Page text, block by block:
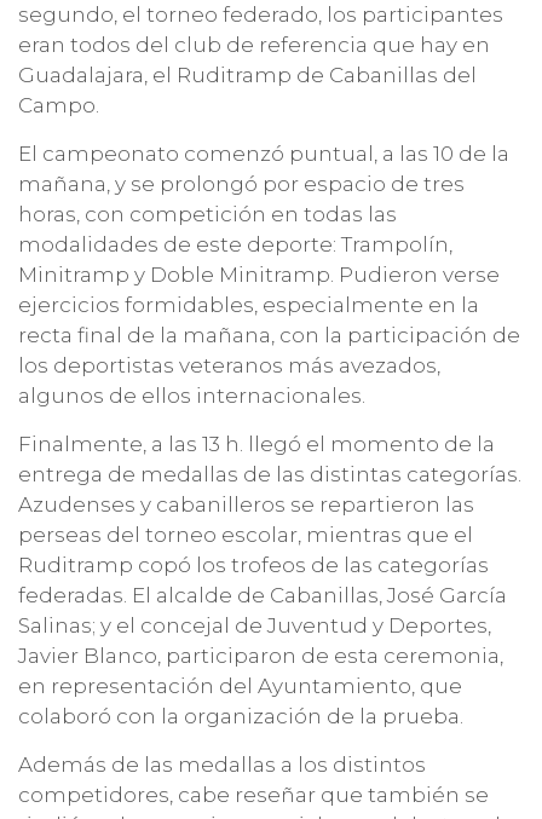
segundo, el torneo federado, los participantes
eran todos del club de referencia que hay en
Guadalajara, el Ruditramp de Cabanillas del
Campo.
El campeonato comenzó puntual, a las 10 de la
mañana, y se prolongó por espacio de tres
horas, con competición en todas las
modalidades de este deporte: Trampolín,
Minitramp y Doble Minitramp. Pudieron verse
ejercicios formidables, especialmente en la
recta final de la mañana, con la participación de
los deportistas veteranos más avezados,
algunos de ellos internacionales.
Finalmente, a las 13 h. llegó el momento de la
entrega de medallas de las distintas categorías.
Azudenses y cabanilleros se repartieron las
perseas del torneo escolar, mientras que el
Ruditramp copó los trofeos de las categorías
federadas. El alcalde de Cabanillas, José García
Salinas; y el concejal de Juventud y Deportes,
Javier Blanco, participaron de esta ceremonia,
en representación del Ayuntamiento, que
colaboró con la organización de la prueba.
Además de las medallas a los distintos
competidores, cabe reseñar que también se